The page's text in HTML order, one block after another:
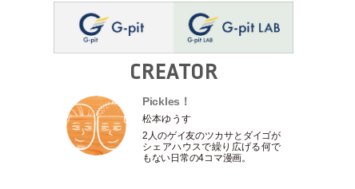
CREATOR
Pickles！
松本ゆうす
2人のゲイ友のツカサとダイゴが
シェアハウスで繰り広げる何で
もない日常の4コマ漫画。